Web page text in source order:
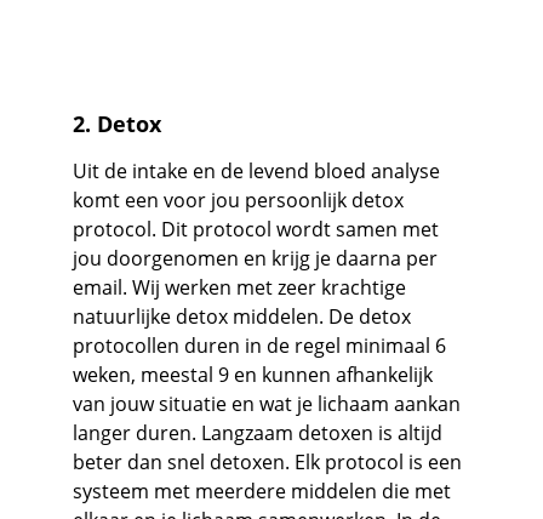
2. Detox
Uit de intake en de levend bloed analyse
komt een voor jou persoonlijk detox
protocol. Dit protocol wordt samen met
jou doorgenomen en krijg je daarna per
email. Wij werken met zeer krachtige
natuurlijke detox middelen. De detox
protocollen duren in de regel minimaal 6
weken, meestal 9 en kunnen afhankelijk
van jouw situatie en wat je lichaam aankan
langer duren. Langzaam detoxen is altijd
beter dan snel detoxen. Elk protocol is een
systeem met meerdere middelen die met